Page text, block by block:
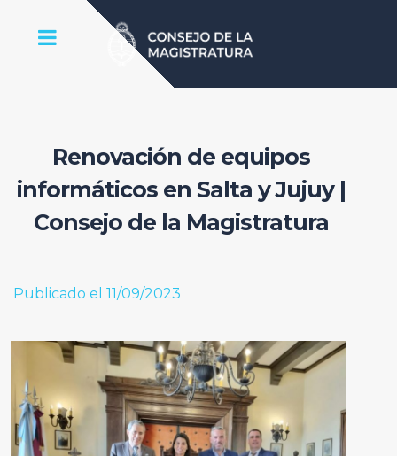
Renovación de equipos
informáticos en Salta y Jujuy |
Consejo de la Magistratura
Publicado el 11/09/2023